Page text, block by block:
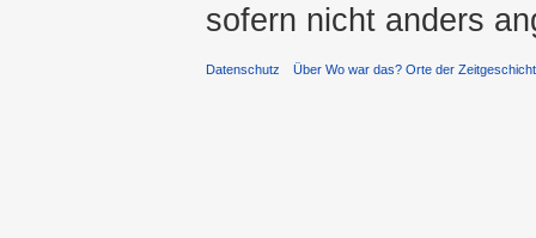
sofern nicht anders
Datenschutz Über Wo war das? Orte der